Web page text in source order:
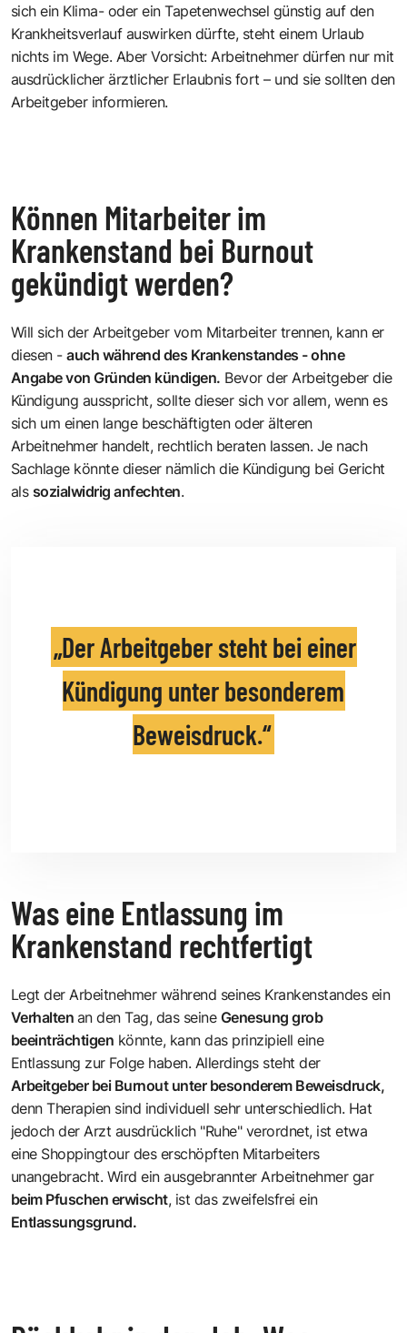
sich ein Klima- oder ein Tapetenwechsel günstig auf den
Krankheitsverlauf auswirken dürfte, steht einem Urlaub
nichts im Wege. Aber Vorsicht: Arbeitnehmer dürfen nur mit
ausdrücklicher ärztlicher Erlaubnis fort – und sie sollten den
Arbeitgeber informieren.
Können Mitarbeiter im
Krankenstand bei Burnout
gekündigt werden?
Will sich der Arbeitgeber vom Mitarbeiter trennen, kann er
diesen -auch während des Krankenstandes - ohne
Angabe von Gründen kündigen. Bevor der Arbeitgeber die
Kündigung ausspricht, sollte dieser sich vor allem, wenn es
sich um einen lange beschäftigten oder älteren
Arbeitnehmer handelt, rechtlich beraten lassen. Je nach
Sachlage könnte dieser nämlich die Kündigung bei Gericht
als sozialwidrig anfechten.
Der Arbeitgeber steht bei einer
Kündigung unter besonderem
Beweisdruck.
Was eine Entlassung im
Krankenstand rechtfertigt
Legt der Arbeitnehmer während seines Krankenstandes ein
Verhalten an den Tag, das seine Genesung grob
beeinträchtigen könnte, kann das prinzipiell eine
Entlassung zur Folge haben. Allerdings steht der
Arbeitgeber bei Burnout unter besonderem Beweisdruck,
denn Therapien sind individuell sehr unterschiedlich. Hat
jedoch der Arzt ausdrücklich "Ruhe" verordnet, ist etwa
eine Shoppingtour des erschöpften Mitarbeiters
unangebracht. Wird ein ausgebrannter Arbeitnehmer gar
beim Pfuschen erwischt, ist das zweifelsfrei ein
Entlassungsgrund.